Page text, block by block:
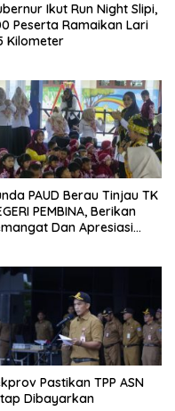
Ikut Run Night Slipi,
Peserta Ramaikan Lari
Kilometer
PAUD Berau Tinjau TK
PEMBINA, Berikan
Dan Apresiasi
Pastikan TPP ASN
Dibayarkan